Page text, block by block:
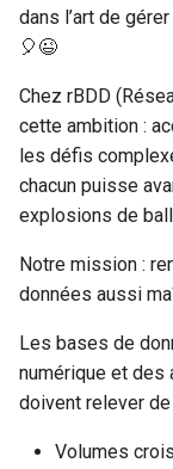
c
h
e
dans l’art de
🎈😉
Chez rBDD
cette ambition :
les défis
chacun puisse
explosions de
Notre mission :
données aussi
Les bases de
numérique et des
doivent relever
Volumes